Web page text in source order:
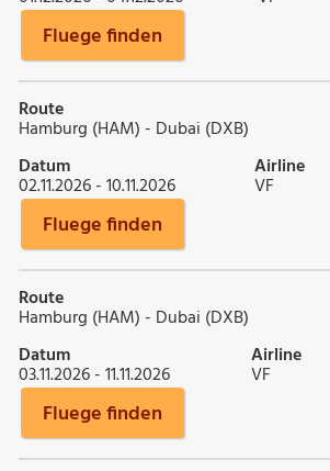
Fluege finden
Route
Hamburg (HAM) - Dubai (DXB)
Datum
02.11.2026 - 10.11.2026
Airline
VF
Fluege finden
Route
Hamburg (HAM) - Dubai (DXB)
Datum
03.11.2026 - 11.11.2026
Airline
VF
Fluege finden